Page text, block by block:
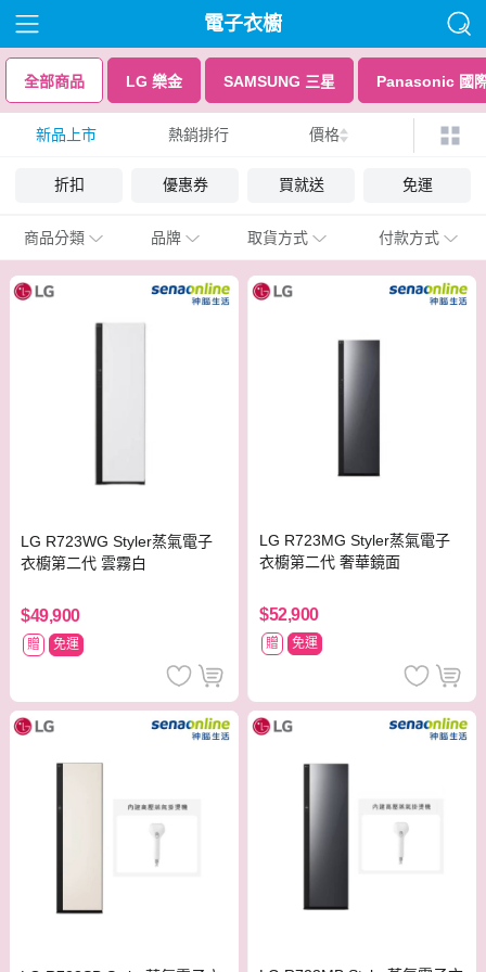
電子衣櫥
全部商品 LG 樂金 SAMSUNG 三星 Panasonic 國
新品上市 熱銷排行 價格
折扣 優惠券 買就送 免運
商品分類 品牌 取貨方式 付款方式
LG R723WG Styler蒸氣電子
衣櫥第二代 雲霧白
$49,900
贈 免運
LG R723MG Styler蒸氣電子
衣櫥第二代 奢華鏡面
$52,900
贈 免運